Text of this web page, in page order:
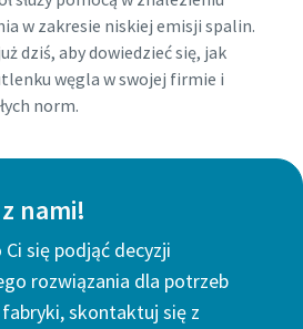
w zakresie niskiej emisji spalin.
dziś, aby dowiedzieć się, jak
węgla w swojej firmie i
norm.
nami!
się podjąć decyzji
rozwiązania dla potrzeb
skontaktuj się z